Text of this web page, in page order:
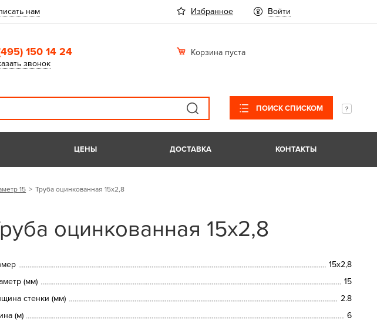
нам Избранное Войти
150 14 24
звонок
Корзина пуста
ПОИСК СПИСКОМ
ЦЕНЫ ДОСТАВКА КОНТАКТЫ
15 Труба оцинкованная 15х2,8
оцинкованная 15х2,8
15х2,8
(мм)
15
стенки (мм)
2.8
(м)
6